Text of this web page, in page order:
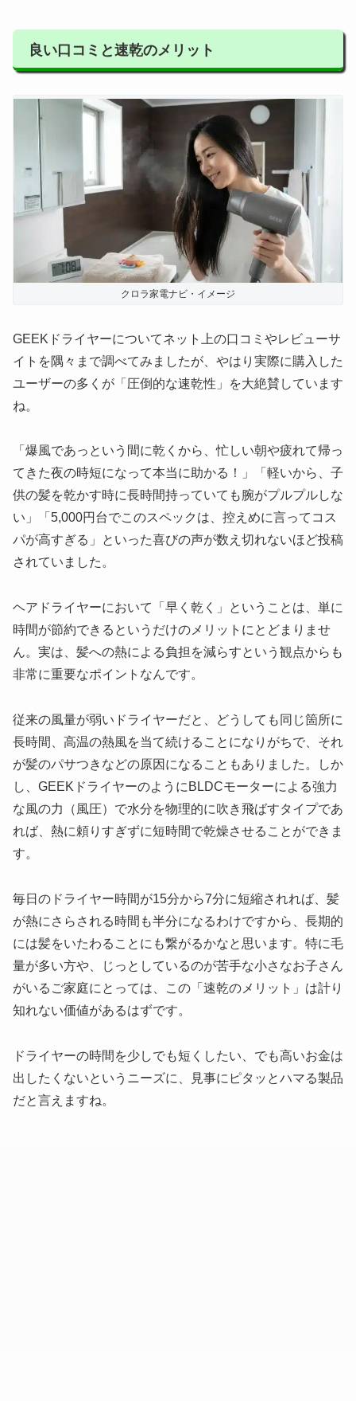
良い口コミと速乾のメリット
クロラ家電ナビ・イメージ
GEEKドライヤーについてネット上の口コミやレビューサ
イトを隅々まで調べてみましたが、やはり実際に購入した
ユーザーの多くが「圧倒的な速乾性」を大絶賛しています
ね。
「爆風であっという間に乾くから、忙しい朝や疲れて帰っ
てきた夜の時短になって本当に助かる！」「軽いから、子
供の髪を乾かす時に長時間持っていても腕がプルプルしな
い」「5,000円台でこのスペックは、控えめに言ってコス
パが高すぎる」といった喜びの声が数え切れないほど投稿
されていました。
ヘアドライヤーにおいて「早く乾く」ということは、単に
時間が節約できるというだけのメリットにとどまりませ
ん。実は、髪への熱による負担を減らすという観点からも
非常に重要なポイントなんです。
従来の風量が弱いドライヤーだと、どうしても同じ箇所に
長時間、高温の熱風を当て続けることになりがちで、それ
が髪のパサつきなどの原因になることもありました。しか
し、GEEKドライヤーのようにBLDCモーターによる強力
な風の力（風圧）で水分を物理的に吹き飛ばすタイプであ
れば、熱に頼りすぎずに短時間で乾燥させることができま
す。
毎日のドライヤー時間が15分から7分に短縮されれば、髪
が熱にさらされる時間も半分になるわけですから、長期的
には髪をいたわることにも繋がるかなと思います。特に毛
量が多い方や、じっとしているのが苦手な小さなお子さん
がいるご家庭にとっては、この「速乾のメリット」は計り
知れない価値があるはずです。
ドライヤーの時間を少しでも短くしたい、でも高いお金は
出したくないというニーズに、見事にピタッとハマる製品
だと言えますね。